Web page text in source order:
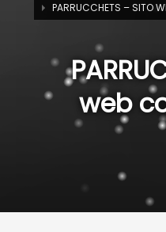
PARRUCCHETS – SITO
web